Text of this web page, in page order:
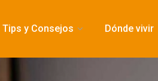
Tips y Consejos Dónde vivir